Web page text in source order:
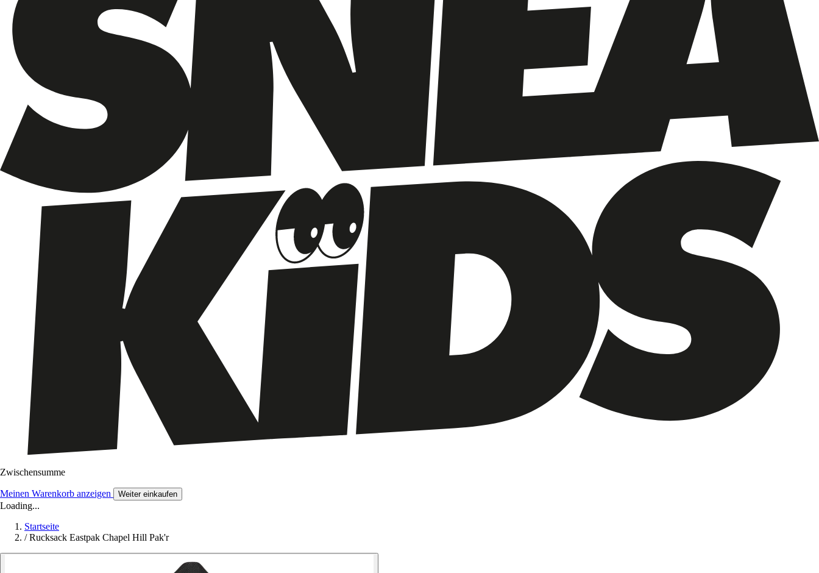
Zwischensumme
Meinen Warenkorb anzeigen Weiter einkaufen
Loading...
Startseite
/ Rucksack Eastpak Chapel Hill Pak'r